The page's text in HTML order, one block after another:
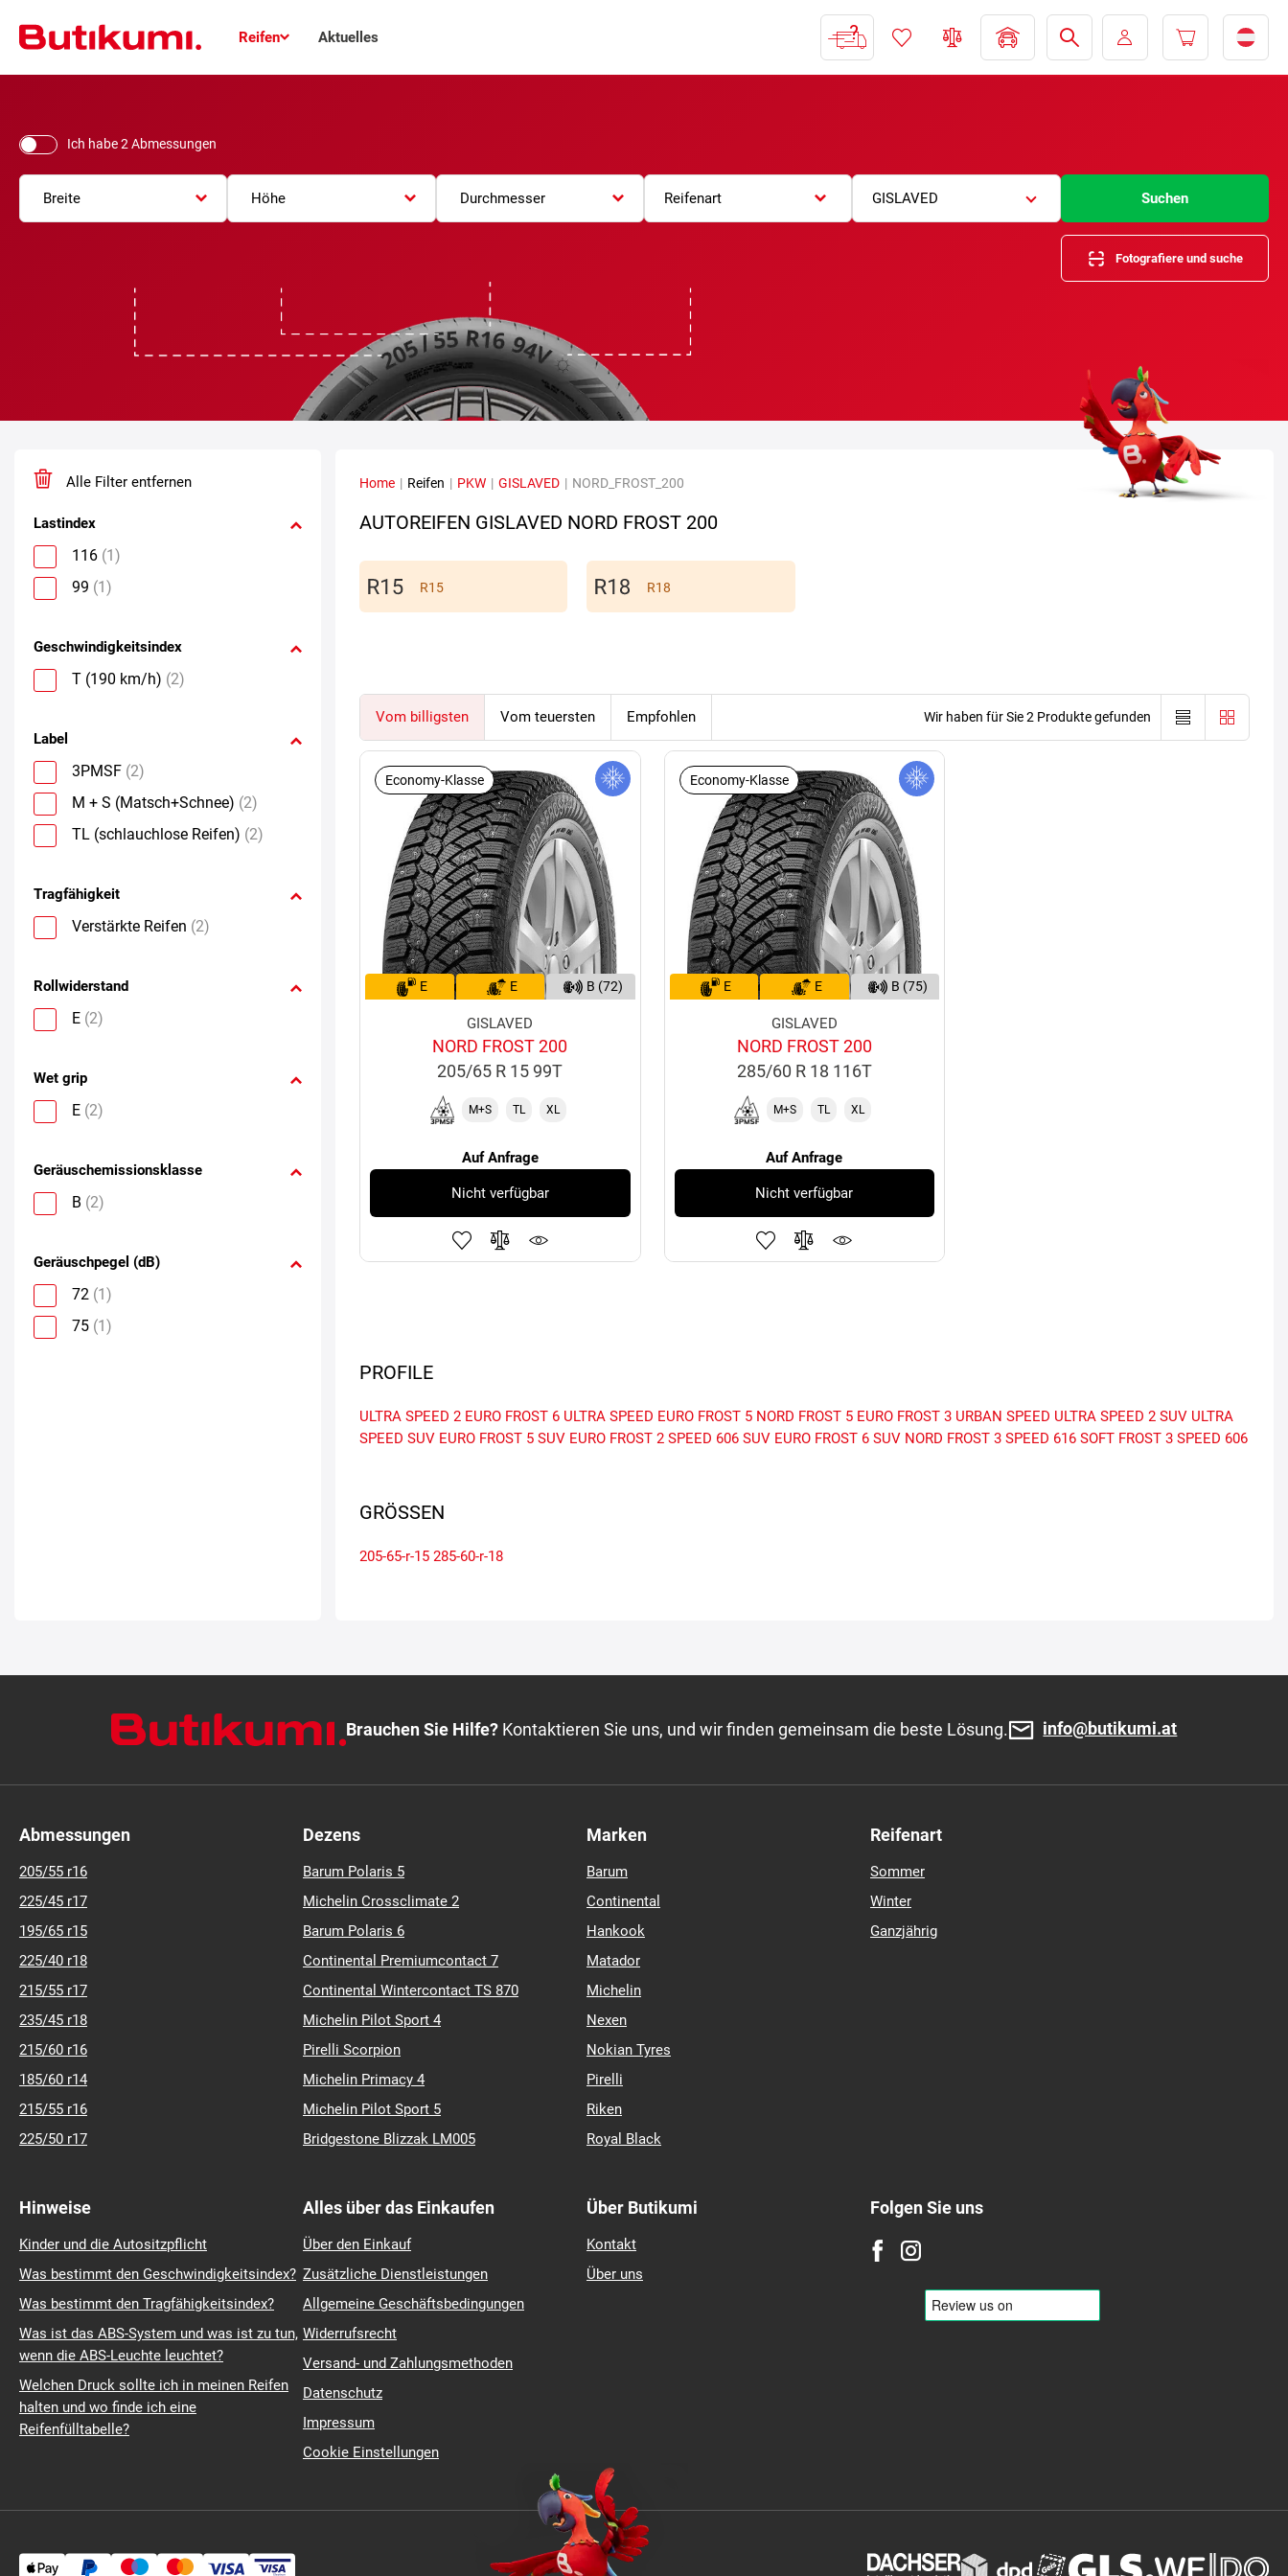
Reifen Aktuelles
Ich habe 2 Abmessungen
Breite Höhe Durchmesser Reifenart GISLAVED Suchen
Fotografiere und suche
Alle Filter entfernen
Lastindex
116 (1)
99 (1)
Geschwindigkeitsindex
T (190 km/h) (2)
Label
3PMSF (2)
M + S (Matsch+Schnee) (2)
TL (schlauchlose Reifen) (2)
Tragfähigkeit
Verstärkte Reifen (2)
Rollwiderstand
E (2)
Wet grip
E (2)
Geräuschemissionsklasse
B (2)
Geräuschpegel (dB)
72 (1)
75 (1)
Home | Reifen | PKW | GISLAVED | NORD_FROST_200
AUTOREIFEN GISLAVED NORD FROST 200
R15 R18
Vom billigsten Vom teuersten Empfohlen Wir haben für Sie 2 Produkte gefunden
Economy-Klasse
E E B (72)
GISLAVED
NORD FROST 200
205/65 R 15 99T
M+S TL XL
Auf Anfrage
Nicht verfügbar
Economy-Klasse
E E B (75)
GISLAVED
NORD FROST 200
285/60 R 18 116T
M+S TL XL
Auf Anfrage
Nicht verfügbar
PROFILE
ULTRA SPEED 2 EURO FROST 6 ULTRA SPEED EURO FROST 5 NORD FROST 5 EURO FROST 3 URBAN SPEED ULTRA SPEED 2 SUV ULTRA
SPEED SUV EURO FROST 5 SUV EURO FROST 2 SPEED 606 SUV EURO FROST 6 SUV NORD FROST 3 SPEED 616 SOFT FROST 3 SPEED 606
GRÖSSEN
205-65-r-15 285-60-r-18
Brauchen Sie Hilfe? Kontaktieren Sie uns, und wir finden gemeinsam die beste Lösung. info@butikumi.at
Abmessungen
205/55 r16
225/45 r17
195/65 r15
225/40 r18
215/55 r17
235/45 r18
215/60 r16
185/60 r14
215/55 r16
225/50 r17
Dezens
Barum Polaris 5
Michelin Crossclimate 2
Barum Polaris 6
Continental Premiumcontact 7
Continental Wintercontact TS 870
Michelin Pilot Sport 4
Pirelli Scorpion
Michelin Primacy 4
Michelin Pilot Sport 5
Bridgestone Blizzak LM005
Marken
Barum
Continental
Hankook
Matador
Michelin
Nexen
Nokian Tyres
Pirelli
Riken
Royal Black
Reifenart
Sommer
Winter
Ganzjährig
Hinweise
Kinder und die Autositzpflicht
Was bestimmt den Geschwindigkeitsindex?
Was bestimmt den Tragfähigkeitsindex?
Was ist das ABS-System und was ist zu tun,
wenn die ABS-Leuchte leuchtet?
Welchen Druck sollte ich in meinen Reifen
halten und wo finde ich eine
Reifenfülltabelle?
Alles über das Einkaufen
Über den Einkauf
Zusätzliche Dienstleistungen
Allgemeine Geschäftsbedingungen
Widerrufsrecht
Versand- und Zahlungsmethoden
Datenschutz
Impressum
Cookie Einstellungen
Über Butikumi
Kontakt
Über uns
Folgen Sie uns